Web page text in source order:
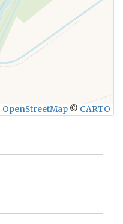
OpenStreetMap © CARTO